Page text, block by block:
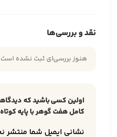
نقد و بررسی‌ها
هنوز بررسی‌ای ثبت نشده است.
اولین کسی باشید که
کامل هفت گوهر با پایه کوتاه(27 سانتی
نشانی ایمیل شما منتشر